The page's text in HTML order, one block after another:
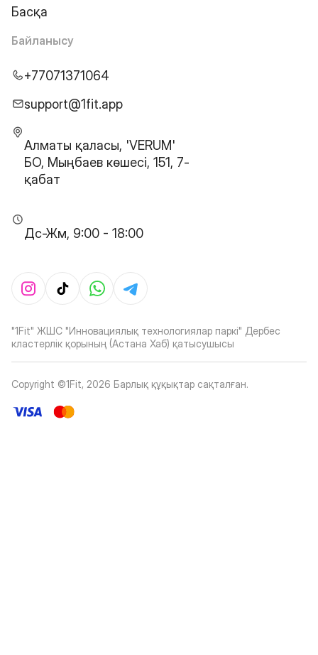
Басқа
Байланысу
+77071371064
support@1fit.app
Алматы қаласы, 'VERUM'
БО, Мыңбаев көшесі, 151, 7-
қабат
Дс-Жм, 9:00 - 18:00
"1Fit" ЖШС "Инновациялық технологиялар паркі" Дербес
кластерлік қорының (Астана Хаб) қатысушысы
Copyright ©1Fit, 2026 Барлық құқықтар сақталған.